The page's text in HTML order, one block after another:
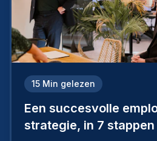
15 Min gelezen
Een succesvolle
strategie, in 7 stappen